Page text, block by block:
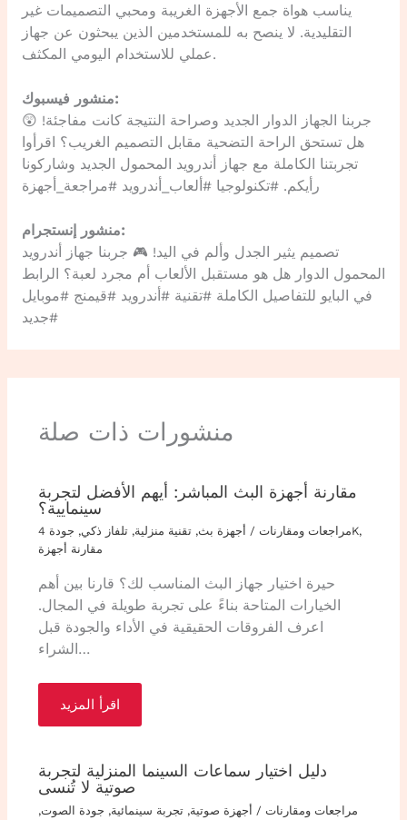
يناسب هواة جمع الأجهزة الغريبة ومحبي التصميمات غير
التقليدية. لا ينصح به للمستخدمين الذين يبحثون عن جهاز
عملي للاستخدام اليومي المكثف.
منشور فيسبوك:
جربنا الجهاز الدوار الجديد وصراحة النتيجة كانت مفاجئة! 😲
هل تستحق الراحة التضحية مقابل التصميم الغريب؟ اقرأوا
تجربتنا الكاملة مع جهاز أندرويد المحمول الجديد وشاركونا
رأيكم. #تكنولوجيا #ألعاب_أندرويد #مراجعة_أجهزة
منشور إنستجرام:
تصميم يثير الجدل وألم في اليد! 🎮 جربنا جهاز أندرويد
المحمول الدوار هل هو مستقبل الألعاب أم مجرد لعبة؟ الرابط
في البايو للتفاصيل الكاملة #تقنية #أندرويد #قيمنج #موبايل
#جديد
منشورات ذات صلة
مقارنة أجهزة البث المباشر: أيهم الأفضل لتجربة
سينماییة؟
مراجعات ومقارنات / أجهزة بث,تقنية منزلية,تلفاز ذكي, جودة 4K,
مقارنة أجهزة
حيرة اختيار جهاز البث المناسب لك؟ قارنا بين أهم
الخيارات المتاحة بناءً على تجربة طويلة في المجال.
اعرف الفروقات الحقيقية في الأداء والجودة قبل
الشراء…
اقرأ المزيد
دليل اختيار سماعات السينما المنزلية لتجربة
صوتية لا تُنسى
مراجعات ومقارنات / أجهزة صوتية,تجربة سينمائية, جودة الصوت,